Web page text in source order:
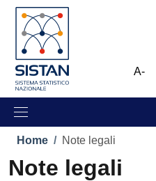
al contenuto principale
to footer content
Immagine
A-
Briciole di pane
Home / Note legali
Note legali